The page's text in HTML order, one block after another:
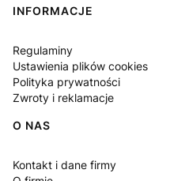
INFORMACJE
Regulaminy
Ustawienia plików cookies
Polityka prywatności
Zwroty i reklamacje
O NAS
Kontakt i dane firmy